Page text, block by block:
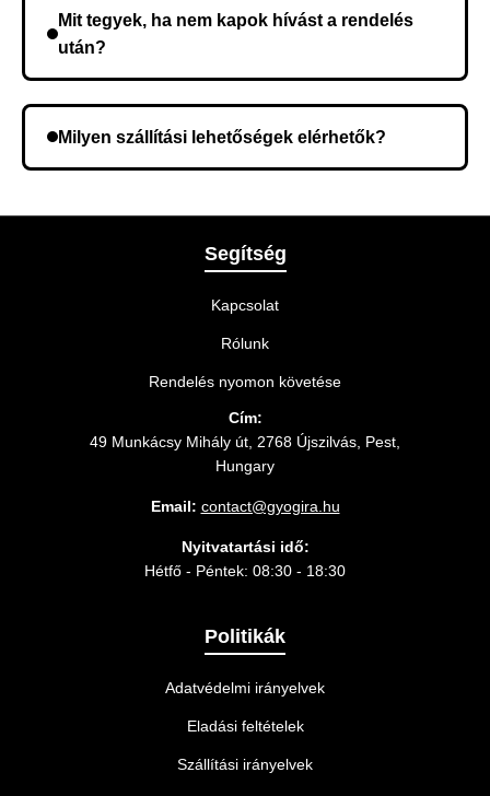
Mit tegyek, ha nem kapok hívást a rendelés
után?
meg a rendelést.
Milyen szállítási lehetőségek elérhetők?
legmegfelelőbb szállítási módot.
Segítség
Kapcsolat
Rólunk
Rendelés nyomon követése
Cím:
49 Munkácsy Mihály út, 2768 Újszilvás, Pest,
Hungary
Email: contact@gyogira.hu
Nyitvatartási idő:
Hétfő - Péntek: 08:30 - 18:30
Politikák
Adatvédelmi irányelvek
Eladási feltételek
Szállítási irányelvek